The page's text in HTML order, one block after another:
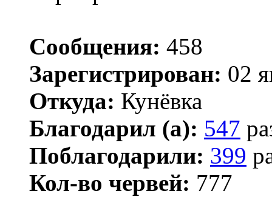
Сообщения: 458
Зарегистрирован: 02
Откуда: Кунёвка
Благодарил (а): 547
Поблагодарили: 399
Кол-во червей: 777